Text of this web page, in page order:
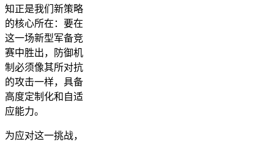
知正是我们新策略
的核心所在：要在
这一场新型军备竞
赛中胜出，防御机
制必须像其所对抗
的攻击一样，具备
高度定制化和自适
应能力。
为应对这一挑战，